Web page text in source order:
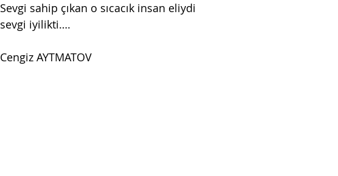
Sevgi sahip çıkan o sıcacık insan eliydi
sevgi iyilikti….
Cengiz AYTMATOV